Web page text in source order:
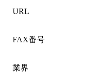
URL
FAX番号
業界